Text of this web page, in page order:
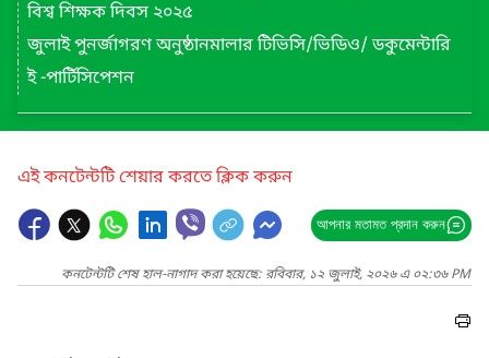
বিশ্ব শিক্ষক দিবস ২০২৫
জুলাই পুনর্জাগরণ অনুষ্ঠানমালার টিভিসি/ভিডিও/ ডকুমেন্টারি
ই -পার্টিসিপেশন
এই কনটেন্টটি শেয়ার করতে ক্লিক করুন
আপনার মতামত প্রদান করুন
কনটেন্টটি শেষ হাল-নাগাদ করা হয়েছে: রবিবার, ১২ জুলাই, ২০২৬ এ ০২:৩৬ PM